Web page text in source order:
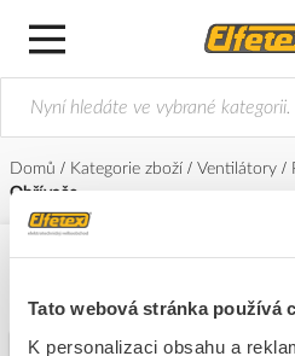
Tato webová stránka používá
K personalizaci obsahu a
Domů Kategorie zboží Ventilátory
Ohřívače
Filtr